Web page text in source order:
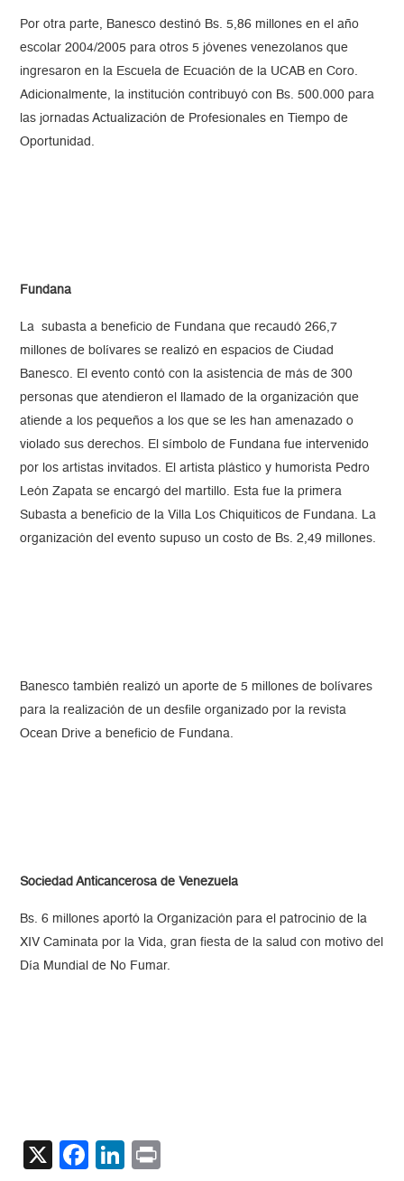
Por otra parte, Banesco destinó Bs. 5,86 millones en el año
escolar 2004/2005 para otros 5 jóvenes venezolanos que
ingresaron en la Escuela de Ecuación de la UCAB en Coro.
Adicionalmente, la institución contribuyó con Bs. 500.000 para
las jornadas Actualización de Profesionales en Tiempo de
Oportunidad.
Fundana
La subasta a beneficio de Fundana que recaudó 266,7
millones de bolívares se realizó en espacios de Ciudad
Banesco. El evento contó con la asistencia de más de 300
personas que atendieron el llamado de la organización que
atiende a los pequeños a los que se les han amenazado o
violado sus derechos. El símbolo de Fundana fue intervenido
por los artistas invitados. El artista plástico y humorista Pedro
León Zapata se encargó del martillo. Esta fue la primera
Subasta a beneficio de la Villa Los Chiquiticos de Fundana. La
organización del evento supuso un costo de Bs. 2,49 millones.
Banesco también realizó un aporte de 5 millones de bolívares
para la realización de un desfile organizado por la revista
Ocean Drive a beneficio de Fundana.
Sociedad Anticancerosa de Venezuela
Bs. 6 millones aportó la Organización para el patrocinio de la
XIV Caminata por la Vida, gran fiesta de la salud con motivo del
Día Mundial de No Fumar.
X Facebook
LinkedIn